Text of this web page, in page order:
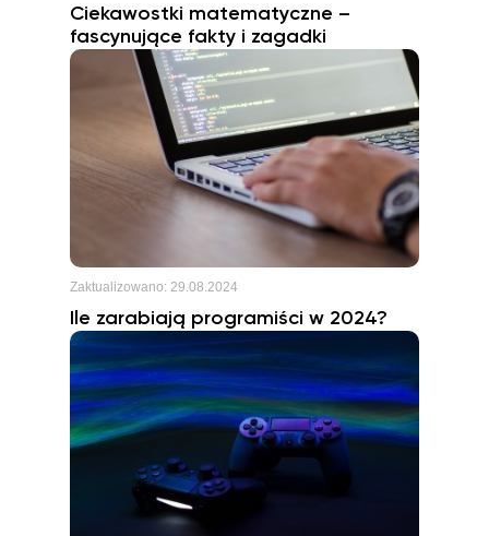
Ciekawostki matematyczne –
fascynujące fakty i zagadki
Zaktualizowano: 29.08.2024
Ile zarabiają programiści w 2024?